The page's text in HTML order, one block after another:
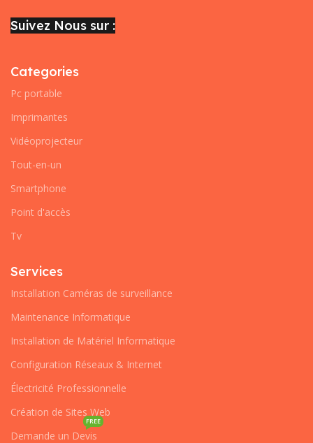
Suivez Nous sur :
Categories
Pc portable
Imprimantes
Vidéoprojecteur
Tout-en-un
Smartphone
Point d'accès
Tv
Services
Installation Caméras de surveillance
Maintenance Informatique
Installation de Matériel Informatique
Configuration Réseaux & Internet
Électricité Professionnelle
Création de Sites Web
Demande un Devis
FREE